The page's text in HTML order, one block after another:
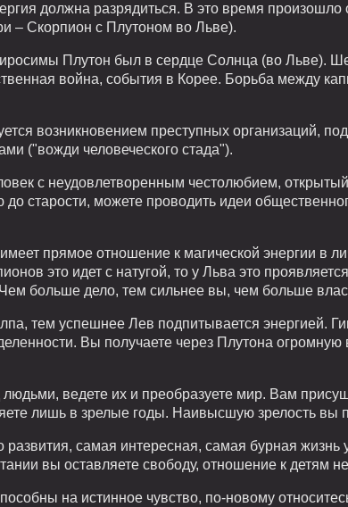
должна разрядиться. В это время произошло
– Скорпион с Плутоном во Льве).
Плутон был в сердце Солнца (во Льве).
война, события в Корее. Борьба между
возникновением преступных организаций,
("вожди человеческого стада").
с неудовлетворенным честолюбием,
старости, можете проводить идеи
имеет прямое отношение к магической энергии в
это идет с натугой, то у Льва это
больше дело, тем сильнее вы, чем больше
тем успешнее Лев подпитывается энергией.
Вы получаете через Плутона
ведете их и преобразуете мир. Вам
лишь в зрелые годы. Наивысшую зрелость вы
развития, самая интересная, самая бурная жизнь
вы оставляете свободу, отношение к детям
на истинное чувство, по-новому